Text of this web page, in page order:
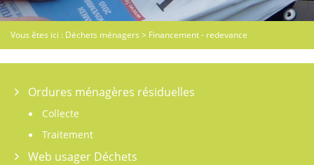
Vous êtes ici : Déchets ménagers > Financement - redevance
Ordures ménagères résiduelles
Collecte
Traitement
Web usager Déchets